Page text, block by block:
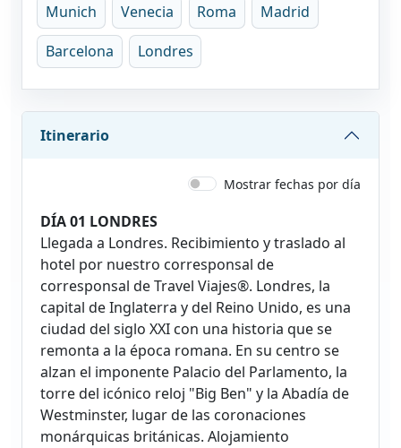
Munich Venecia Roma Madrid
Barcelona Londres
Itinerario
Mostrar fechas por día
DÍA 01 LONDRES
Llegada a Londres. Recibimiento y traslado al
hotel por nuestro corresponsal de
corresponsal de Travel Viajes®. Londres, la
capital de Inglaterra y del Reino Unido, es una
ciudad del siglo XXI con una historia que se
remonta a la época romana. En su centro se
alzan el imponente Palacio del Parlamento, la
torre del icónico reloj "Big Ben" y la Abadía de
Westminster, lugar de las coronaciones
monárquicas británicas. Alojamiento